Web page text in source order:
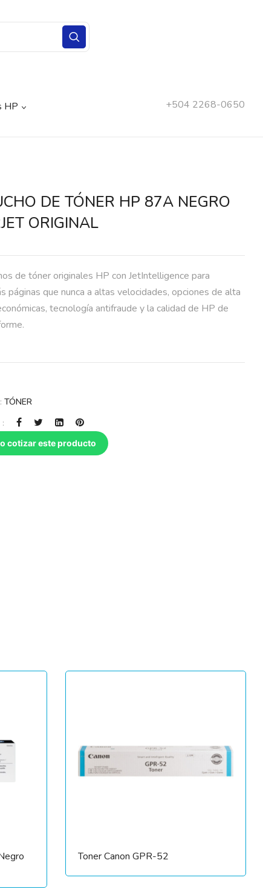
HP
+504 2268-0650
DE TÓNER HP 87A NEGRO
ORIGINAL
de tóner originales HP con JetIntelligence para
páginas que nunca a altas velocidades, opciones de alta
tecnología antifraude y la calidad de HP de
TÓNER
cotizar este producto
Toner Canon GPR-52